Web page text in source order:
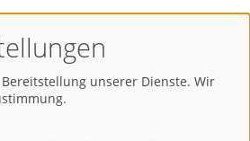
Zahlarten
unserer Dienste. Wir